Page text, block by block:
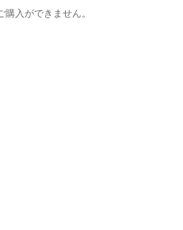
入ができません。